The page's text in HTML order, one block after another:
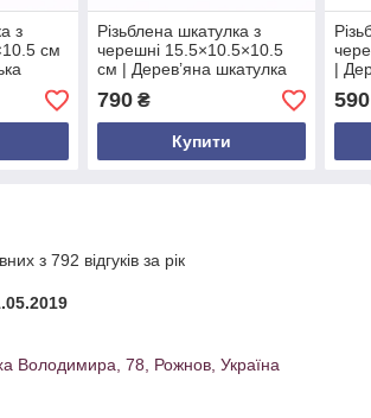
з
см
з
Різьблена шкатулка з
черешні 15.5×10.5×10.5
см | Дерев’яна шкатулка
ручної роботи | Подарунок
з Карпат
790₴
Купити
|
590
з 792 відгуків за рік
Володимира, 78, Рожнов, Україна